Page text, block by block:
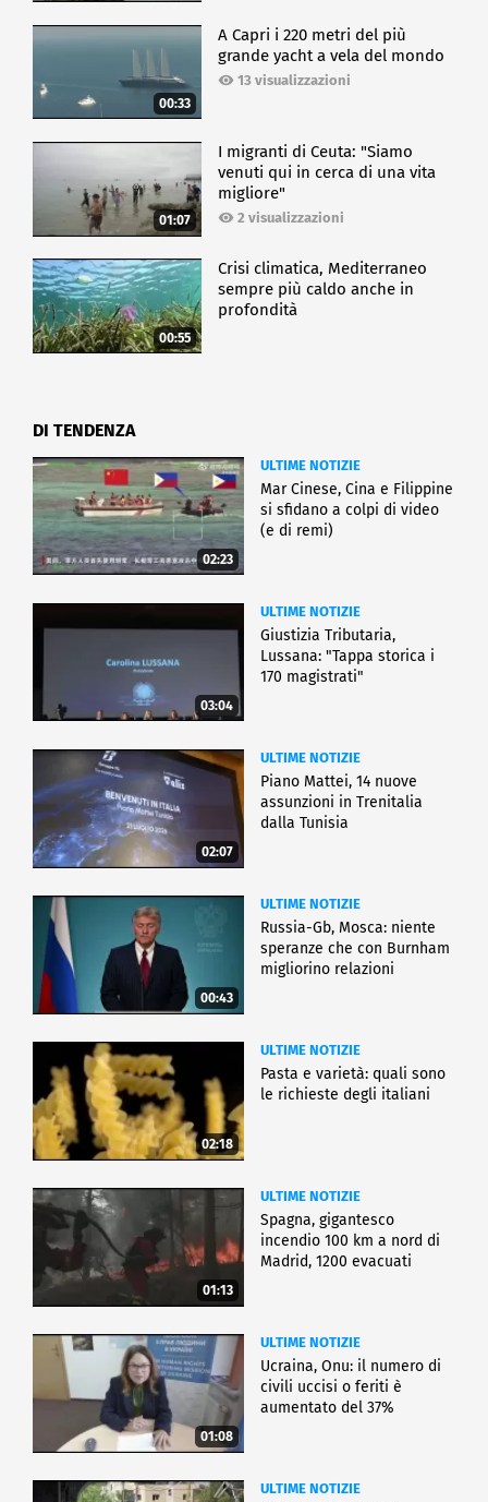
00:33
A Capri i 220 metri del più
grande yacht a vela del mondo
13 visualizzazioni
01:07
I migranti di Ceuta: "Siamo
venuti qui in cerca di una vita
migliore"
2 visualizzazioni
00:55
Crisi climatica, Mediterraneo
sempre più caldo anche in
profondità
DI TENDENZA
02:23
ULTIME NOTIZIE
Mar Cinese, Cina e Filippine
si sfidano a colpi di video
(e di remi)
03:04
ULTIME NOTIZIE
Giustizia Tributaria,
Lussana: "Tappa storica i
170 magistrati"
02:07
ULTIME NOTIZIE
Piano Mattei, 14 nuove
assunzioni in Trenitalia
dalla Tunisia
00:43
ULTIME NOTIZIE
Russia-Gb, Mosca: niente
speranze che con Burnham
migliorino relazioni
02:18
ULTIME NOTIZIE
Pasta e varietà: quali sono
le richieste degli italiani
01:13
ULTIME NOTIZIE
Spagna, gigantesco
incendio 100 km a nord di
Madrid, 1200 evacuati
01:08
ULTIME NOTIZIE
Ucraina, Onu: il numero di
civili uccisi o feriti è
aumentato del 37%
ULTIME NOTIZIE